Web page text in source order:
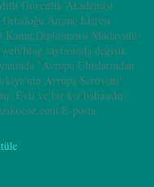
Güvenlik Akademisi
Amme İdaresi
Kamu Diplomasisi Müdavimi
blog sayfasında değişik
"Avrupa Uluslarından
Avrupa Serüveni"
Evli ve bir kız babasıdır.
E-posta: